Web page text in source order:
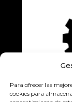
Para ofrecer las
cookies para